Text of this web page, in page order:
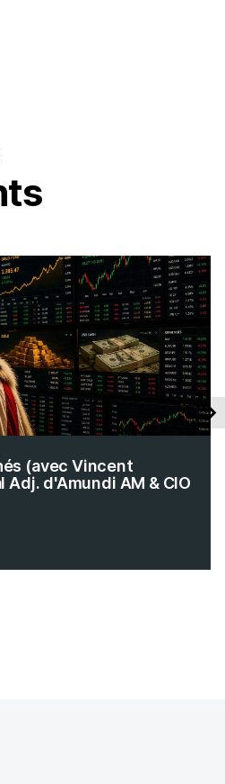
(avec Vincent
Adj. d'Amundi AM & CIO